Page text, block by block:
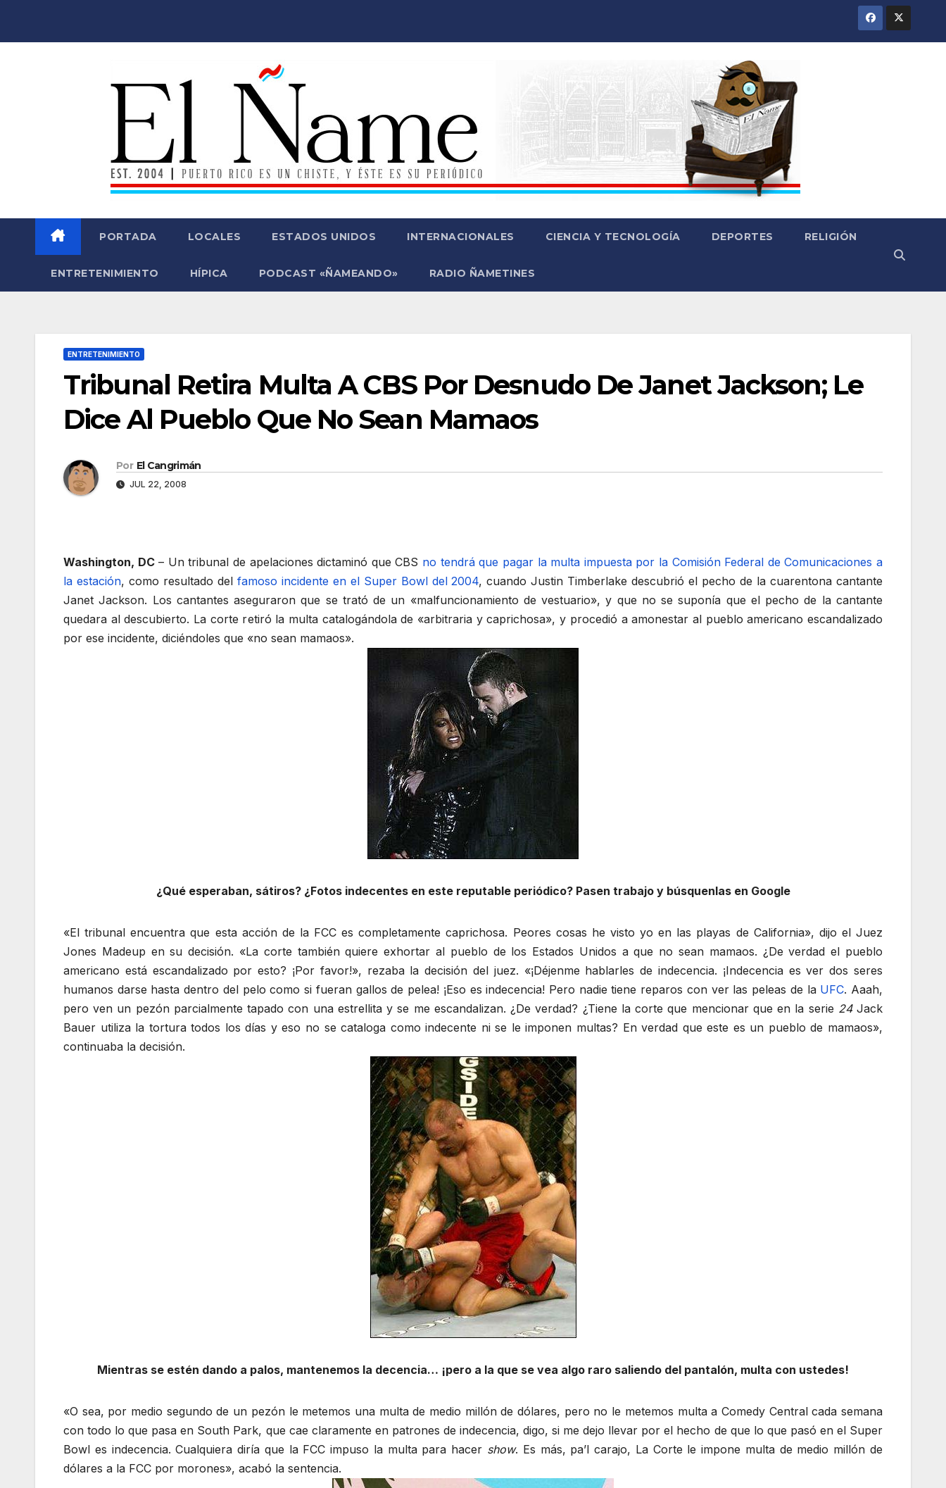
PORTADA LOCALES ESTADOS UNIDOS INTERNACIONALES CIENCIA Y TECNOLOGÍA DEPORTES RELIGIÓN
ENTRETENIMIENTO HÍPICA PODCAST «ÑAMEANDO» RADIO ÑAMETINES
ENTRETENIMIENTO
Tribunal Retira Multa A CBS Por Desnudo De Janet Jackson; Le
Dice Al Pueblo Que No Sean Mamaos
Por El Cangrimán
JUL 22, 2008
Washington, DC– Un tribunal de apelaciones dictaminó que CBS no tendrá que pagar la multa impuesta por la Comisión Federal de Comunicaciones a
la estación, como resultado del famoso incidente en el Super Bowl del 2004, cuando Justin Timberlake descubrió el pecho de la cuarentona cantante
Janet Jackson. Los cantantes aseguraron que se trató de un «malfuncionamiento de vestuario», y que no se suponía que el pecho de la cantante
quedara al descubierto. La corte retiró la multa catalogándola de «arbitraria y caprichosa», y procedió a amonestar al pueblo americano escandalizado
por ese incidente, diciéndoles que «no sean mamaos».
¿Qué esperaban, sátiros? ¿Fotos indecentes en este reputable periódico? Pasen trabajo y búsquenlas en Google
«El tribunal encuentra que esta acción de la FCC es completamente caprichosa. Peores cosas he visto yo en las playas de California», dijo el Juez
Jones Madeup en su decisión. «La corte también quiere exhortar al pueblo de los Estados Unidos a que no sean mamaos. ¿De verdad el pueblo
americano está escandalizado por esto? ¡Por favor!», rezaba la decisión del juez. «¡Déjenme hablarles de indecencia. ¡Indecencia es ver dos seres
humanos darse hasta dentro del pelo como si fueran gallos de pelea! ¡Eso es indecencia! Pero nadie tiene reparos con ver las peleas de la UFC. Aaah,
pero ven un pezón parcialmente tapado con una estrellita y se me escandalizan. ¿De verdad? ¿Tiene la corte que mencionar que en la serie 24Jack
Bauer utiliza la tortura todos los días y eso no se cataloga como indecente ni se le imponen multas? En verdad que este es un pueblo de mamaos»,
continuaba la decisión.
Mientras se estén dando a palos, mantenemos la decencia… ¡pero a la que se vea algo raro saliendo del pantalón, multa con ustedes!
«O sea, por medio segundo de un pezón le metemos una multa de medio millón de dólares, pero no le metemos multa a Comedy Central cada semana
con todo lo que pasa en South Park, que cae claramente en patrones de indecencia, digo, si me dejo llevar por el hecho de que lo que pasó en el Super
Bowl es indecencia. Cualquiera diría que la FCC impuso la multa para hacer show. Es más, pa’l carajo, La Corte le impone multa de medio millón de
dólares a la FCC por morones», acabó la sentencia.